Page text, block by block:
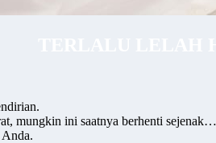
mungkin ini saatnya berhenti